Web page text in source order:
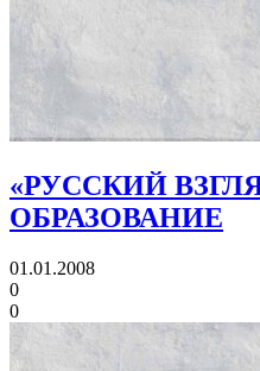
«РУССКИЙ
ОБРАЗОВАНИЕ
01.01.2008
0
0